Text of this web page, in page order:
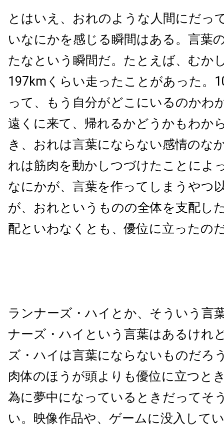
とはいえ、おれのような人間にだっ
いなにかを感じる瞬間はある。言葉
たなという瞬間だ。たとえば、むか
197kmくらい走ったことがあった。
って、もう自分がどこにいるのかわ
遠くに来て、帰れるかどうかもわか
き、おれは言葉にならない感情のな
れは筋肉を動かしつづけたことによ
なにかが、言葉を作ってしまうやつ
が、おれというものの全体を支配し
配といわなくとも、優位に立ったの
ランナーズ・ハイとか、そういう言
ナーズ・ハイという言葉はあるけれ
ズ・ハイは言葉にならないものだろ
肉体のほうが頭よりも優位に立つと
為に夢中になっているときだってそ
い。映像作品や、ゲームに没入して